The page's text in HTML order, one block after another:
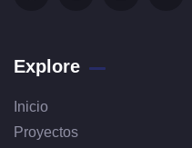
Explore
Inicio
Proyectos